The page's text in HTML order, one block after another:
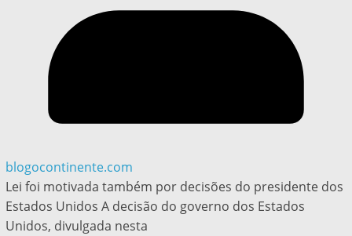
blogocontinente.com
Lei foi motivada também por decisões do presidente dos
Estados Unidos A decisão do governo dos Estados
Unidos, divulgada nesta